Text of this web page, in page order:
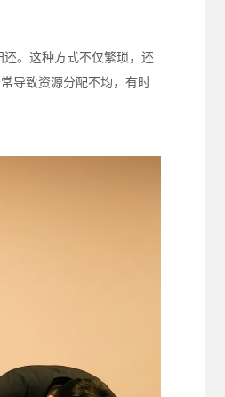
。这种方式不仅繁琐，还
导致资源分配不均，有时